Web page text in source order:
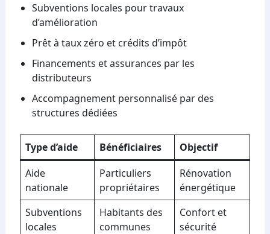
Subventions locales pour travaux
d’amélioration
Prêt à taux zéro et crédits d’impôt
Financements et assurances par les
distributeurs
Accompagnement personnalisé par des
structures dédiées
Type d’aide Bénéficiaires
Objectif
Aide
nationale
Particuliers
propriétaires
Rénovation
énergétique
Subventions
locales
Habitants des
communes
Confort et
sécurité